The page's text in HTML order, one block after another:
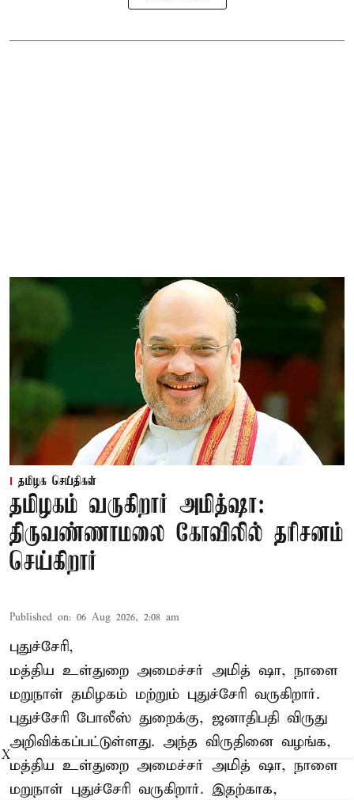
தமிழக செய்திகள்
தமிழகம் வருகிறார் அமித்ஷா:
திருவண்ணாமலை கோவிலில் தரிசனம்
செய்கிறார்
Published on: 06 Aug 2026, 2:08 am
புதுச்சேரி,
மத்திய உள்துறை அமைச்சர் அமித் ஷா, நாளை
மறுநாள் தமிழகம் மற்றும் புதுச்சேரி வருகிறார்.
புதுச்சேரி போலீஸ் துறைக்கு, ஜனாதிபதி விருது
அறிவிக்கப்பட்டுள்ளது. அந்த விருதினை வழங்க,
மத்திய உள்துறை அமைச்சர் அமித் ஷா, நாளை
மறுநாள் புதுச்சேரி வருகிறார். இதற்காக,
X